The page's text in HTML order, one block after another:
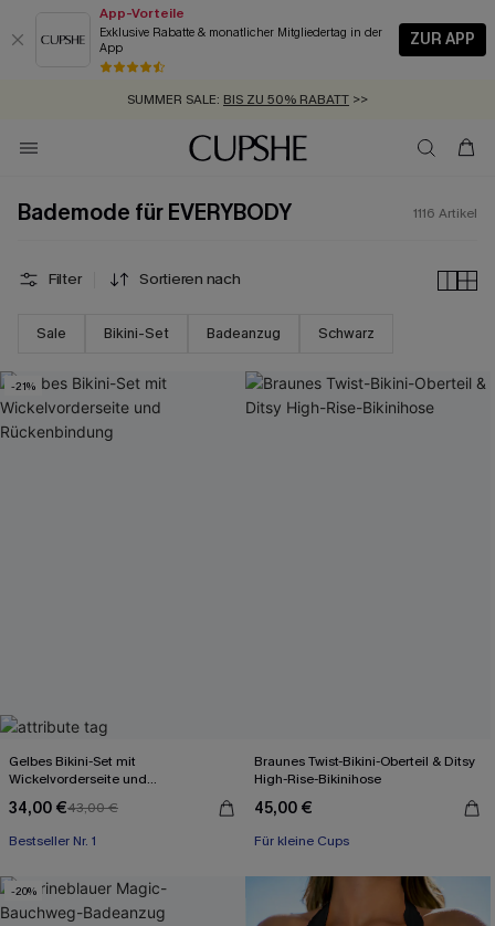
App-Vorteile
Exklusive Rabatte & monatlicher Mitgliedertag in der
App
ZUR APP
GRATIS MASSBAND MIT JEDEM SCHNELLVERSAND-ARTIKEL >>
SUMMER SALE:
ZUM NEWSLETTER:BIS ZU -20% EXTRA ERHALTEN
KOSTENLOSER VERSAND AB 89 €
Bademode für EVERYBODY 1116 Artikel
Filter Sortieren nach
Sale Bikini-Set Badeanzug Schwarz
-21%
Gelbes Bikini-Set mit
Wickelvorderseite und
34,00 €43,00 €
Bestseller Nr. 1
Braunes Twist-Bikini-Oberteil & Ditsy
High-Rise-Bikinihose
45,00 €
Für kleine Cups
-20%